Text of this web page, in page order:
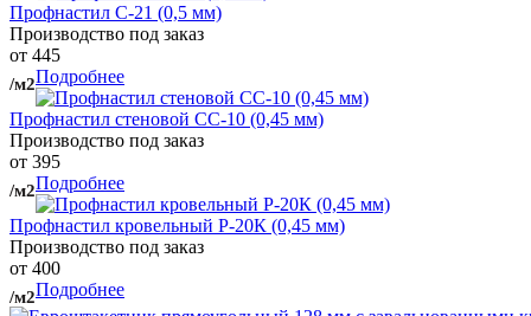
Профнастил С-21 (0,5 мм)
Производство под заказ
от 445
/м2Подробнее
Профнастил стеновой СС-10 (0,45 мм)
Производство под заказ
от 395
/м2Подробнее
Профнастил кровельный Р-20К (0,45 мм)
Производство под заказ
от 400
/м2Подробнее